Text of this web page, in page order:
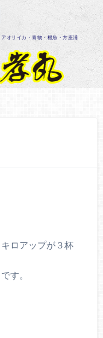
オリイカ・青物・根魚・方座浦
ロアップが３杯
す。